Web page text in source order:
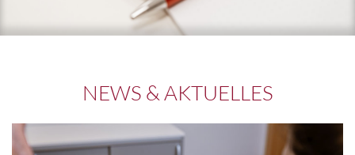
NEWS & AKTUELLES